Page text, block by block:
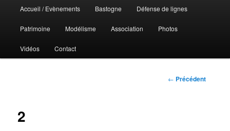
principal
Aller
au
contenu
Aller
au
contenu
Accueil / Evènements Bastogne Défense de lignes
Patrimoine Modélisme Association Photos
Vidéos Contact
Navigation
← Précédent
2